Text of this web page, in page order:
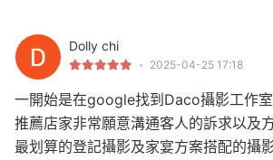
Dolly chi
2025-04-25 17:18
一開始是在google找到Daco攝影工作
推薦店家非常願意溝通客人的訴求以及
最划算的登記攝影及家宴方案搭配的攝